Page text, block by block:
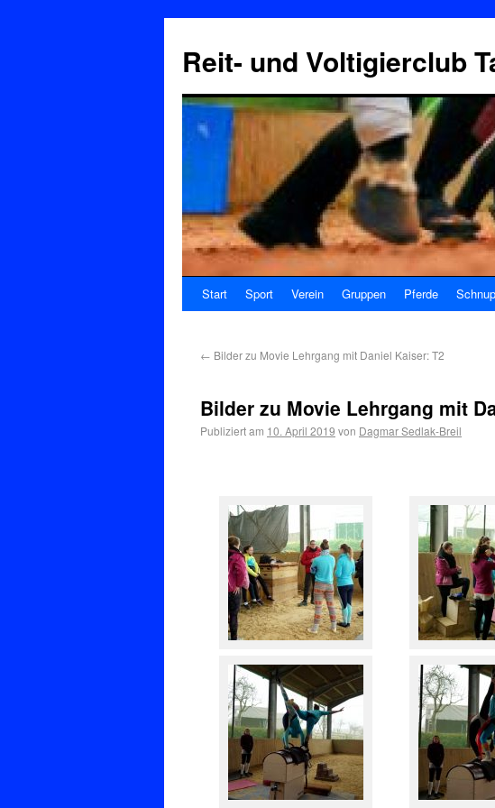
Reit- und Voltigierclub
Start Sport Verein Gruppen Pferde
← Bilder zu Movie Lehrgang mit Daniel Kaiser: T2
Bilder zu Movie Lehrgang mit
Publiziert am 10. April 2019 von Dagmar Sedlak-Breil